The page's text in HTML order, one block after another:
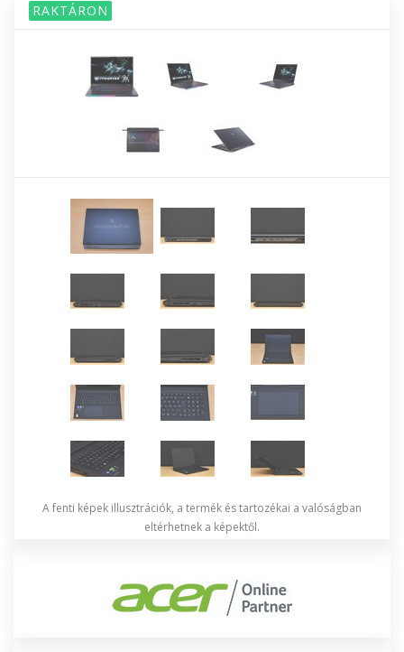
RAKTÁRON
A fenti képek illusztrációk, a termék és tartozékai a valóságban
eltérhetnek a képektől.